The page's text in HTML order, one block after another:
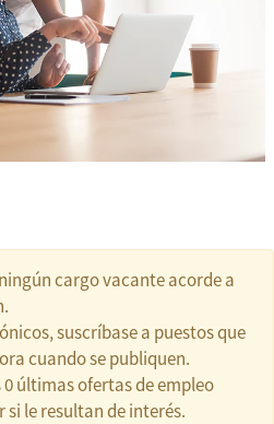
cargo vacante acorde a
suscríbase a puestos que
cuando se publiquen.
últimas ofertas de empleo
si le resultan de interés.